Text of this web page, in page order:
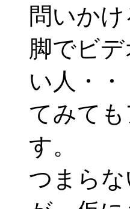
問いか
脚でビ
い人・
てみて
す。
つまら